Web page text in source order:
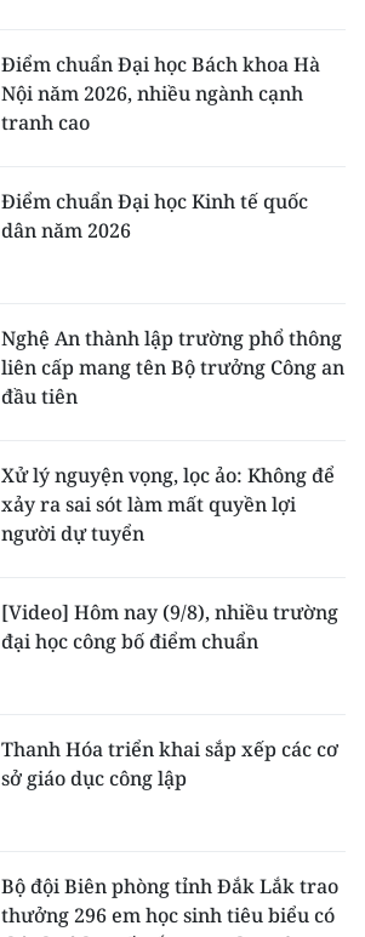
Điểm chuẩn Đại học Bách khoa Hà
Nội năm 2026, nhiều ngành cạnh
tranh cao
Điểm chuẩn Đại học Kinh tế quốc
dân năm 2026
Nghệ An thành lập trường phổ thông
liên cấp mang tên Bộ trưởng Công an
đầu tiên
Xử lý nguyện vọng, lọc ảo: Không để
xảy ra sai sót làm mất quyền lợi
người dự tuyển
[Video] Hôm nay (9/8), nhiều trường
đại học công bố điểm chuẩn
Thanh Hóa triển khai sắp xếp các cơ
sở giáo dục công lập
Bộ đội Biên phòng tỉnh Đắk Lắk trao
thưởng 296 em học sinh tiêu biểu có